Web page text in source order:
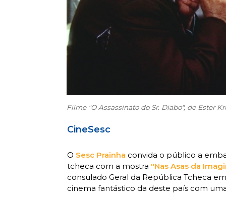
Filme "O Assassinato do Sr. Diabo", de Ester
CineSesc
O Sesc Prainha convida o público a
tcheca com a mostra "Nas Asas da
consulado Geral da República Tcheca
cinema fantástico da deste país com